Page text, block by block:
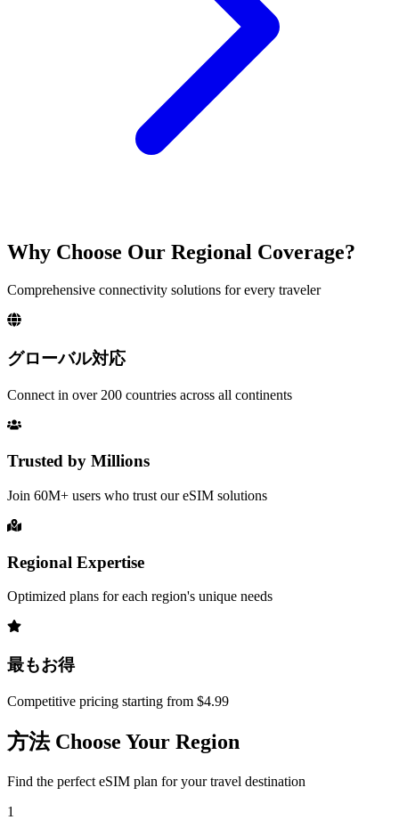
Why Choose Our Regional Coverage?
Comprehensive connectivity solutions for every traveler
グローバル対応
Connect in over 200 countries across all continents
Trusted by Millions
Join 60M+ users who trust our eSIM solutions
Regional Expertise
Optimized plans for each region's unique needs
最もお得
Competitive pricing starting from $4.99
方法 Choose Your Region
Find the perfect eSIM plan for your travel destination
1